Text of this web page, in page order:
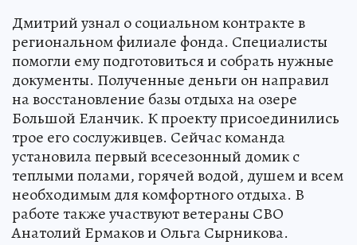
Дмитрий узнал о социальном контракте в
региональном филиале фонда. Специалисты
помогли ему подготовиться и собрать нужные
документы. Полученные деньги он направил
на восстановление базы отдыха на озере
Большой Еланчик. К проекту присоединились
трое его сослуживцев. Сейчас команда
установила первый всесезонный домик с
теплыми полами, горячей водой, душем и всем
необходимым для комфортного отдыха. В
работе также участвуют ветераны СВО
Анатолий Ермаков и Ольга Сырникова.